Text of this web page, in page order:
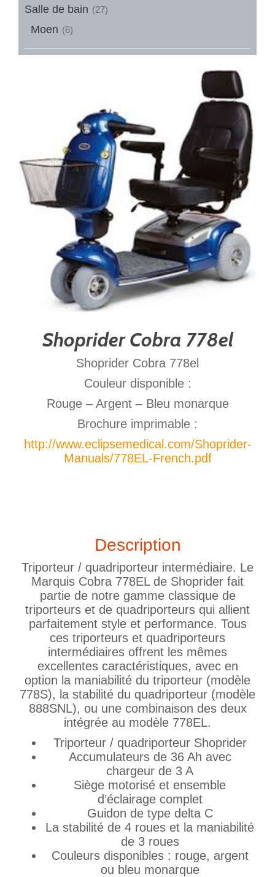
Salle de bain (27)
Moen (6)
Shoprider Cobra 778el
Shoprider Cobra 778el
Couleur disponible :
Rouge – Argent – Bleu monarque
Brochure imprimable :
http://www.eclipsemedical.com/Shoprider-
Manuals/778EL-French.pdf
Description
Triporteur / quadriporteur intermédiaire. Le
Marquis Cobra 778EL de Shoprider fait
partie de notre gamme classique de
triporteurs et de quadriporteurs qui allient
parfaitement style et performance. Tous
ces triporteurs et quadriporteurs
intermédiaires offrent les mêmes
excellentes caractéristiques, avec en
option la maniabilité du triporteur (modèle
778S), la stabilité du quadriporteur (modèle
888SNL), ou une combinaison des deux
intégrée au modèle 778EL.
Triporteur / quadriporteur Shoprider
Accumulateurs de 36 Ah avec
chargeur de 3 A
Siège motorisé et ensemble
d’éclairage complet
Guidon de type delta C
La stabilité de 4 roues et la maniabilité
de 3 roues
Couleurs disponibles : rouge, argent
ou bleu monarque